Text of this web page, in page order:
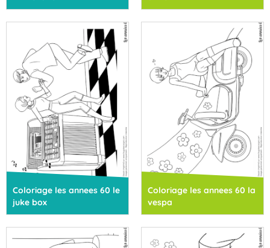
Coloriage les annees 60 le
juke box
Coloriage les annees 60 la
vespa